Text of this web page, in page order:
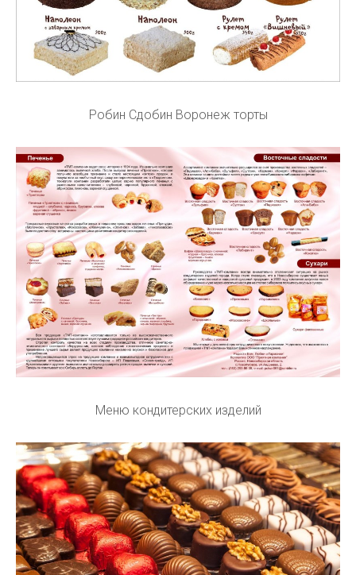
Робин Сдобин Воронеж торты
Меню кондитерских изделий